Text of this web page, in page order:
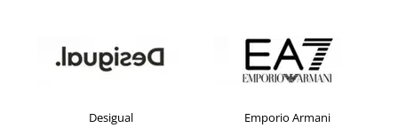
Desigual Emporio Armani